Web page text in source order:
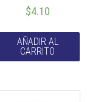
$4.10
AÑADIR AL
CARRITO